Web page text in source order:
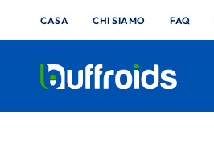
CASA CHI SIAMO FAQ